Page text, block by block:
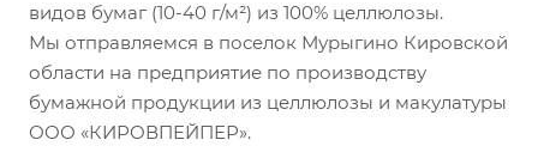
видов бумаг (10-40 г/м²) из 100% целлюлозы.
Мы отправляемся в поселок Мурыгино Кировской
области на предприятие по производству
бумажной продукции из целлюлозы и макулатуры
ООО «КИРОВПЕЙПЕР».